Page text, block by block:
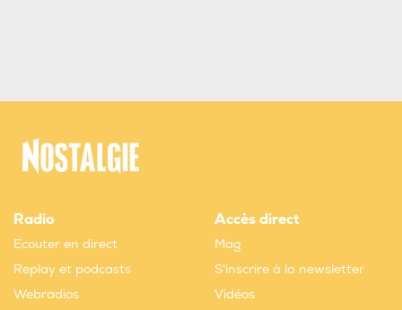
Radio
Ecouter en direct
Replay et podcasts
Webradios
Accès direct
Mag
S'inscrire à la newsletter
Vidéos